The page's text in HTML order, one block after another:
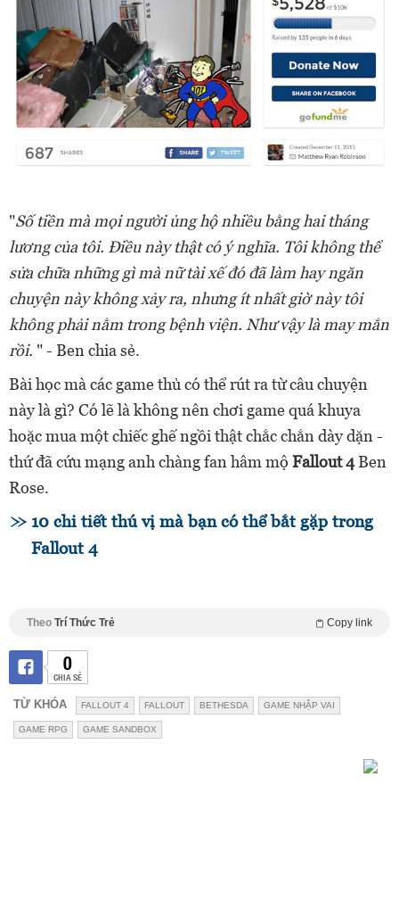
"Số tiền mà mọi người ủng hộ nhiều bằng hai tháng
lương của tôi. Điều này thật có ý nghĩa. Tôi không thể
sửa chữa những gì mà nữ tài xế đó đã làm hay ngăn
chuyện này không xảy ra, nhưng ít nhất giờ này tôi
không phải nằm trong bệnh viện. Như vậy là may mắn
rồi. " - Ben chia sẻ.
Bài học mà các game thủ có thể rút ra từ câu chuyện
này là gì? Có lẽ là không nên chơi game quá khuya
hoặc mua một chiếc ghế ngồi thật chắc chắn dày dặn -
thứ đã cứu mạng anh chàng fan hâm mộ Fallout 4Ben
Rose.
10 chi tiết thú vị mà bạn có thể bắt gặp trong
Fallout 4
Theo Trí Thức Trẻ Copy link
0
CHIA SẺ
TỪ KHÓA FALLOUT 4 FALLOUT BETHESDA GAME NHẬP VAI
GAME RPG GAME SANDBOX